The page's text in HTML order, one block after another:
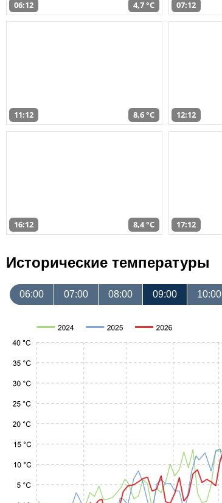
06:12 4,7 °C 07:12
11:12 8,6 °C 12:12
16:12 8,4 °C 17:12
Исторические температуры
06:00 07:00 08:00 09:00 10:00